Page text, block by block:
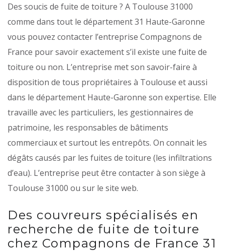
Des soucis de fuite de toiture ? A Toulouse 31000
comme dans tout le département 31 Haute-Garonne
vous pouvez contacter l’entreprise Compagnons de
France pour savoir exactement s’il existe une fuite de
toiture ou non. L’entreprise met son savoir-faire à
disposition de tous propriétaires à Toulouse et aussi
dans le département Haute-Garonne son expertise. Elle
travaille avec les particuliers, les gestionnaires de
patrimoine, les responsables de bâtiments
commerciaux et surtout les entrepôts. On connait les
dégâts causés par les fuites de toiture (les infiltrations
d’eau). L’entreprise peut être contacter à son siège à
Toulouse 31000 ou sur le site web.
Des couvreurs spécialisés en
recherche de fuite de toiture
chez Compagnons de France 31